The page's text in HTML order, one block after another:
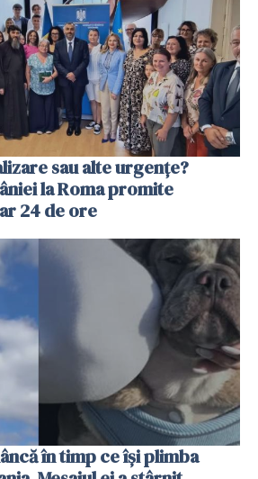
sau alte urgențe?
la Roma promite
24 de ore
în timp ce își plimba